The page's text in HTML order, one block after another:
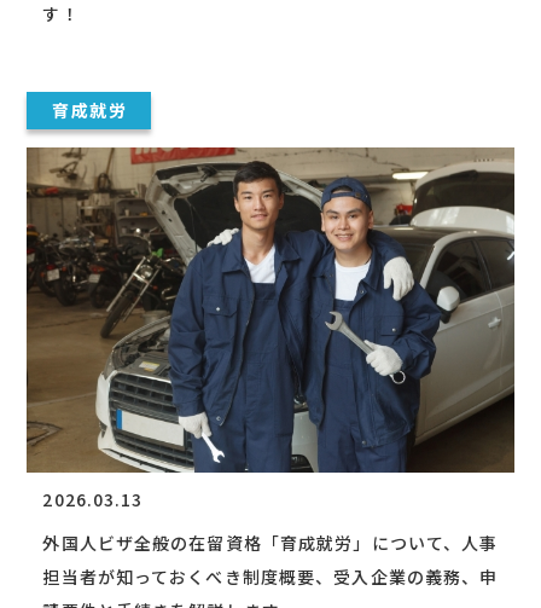
す！
育成就労
2026.03.13
外国人ビザ全般の在留資格「育成就労」について、人事
担当者が知っておくべき制度概要、受入企業の義務、申